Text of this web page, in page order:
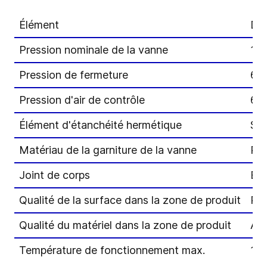
Élément
Pression nominale de la vanne
10
Pression de fermeture
6
Pression d'air de contrôle
6
Élément d'étanchéité hermétique
Matériau de la garniture de la vanne
Joint de corps
Qualité de la surface dans la zone de produit
R
Qualité du matériel dans la zone de produit
Température de fonctionnement max.